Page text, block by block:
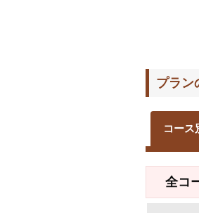
プラン
コース
全コ